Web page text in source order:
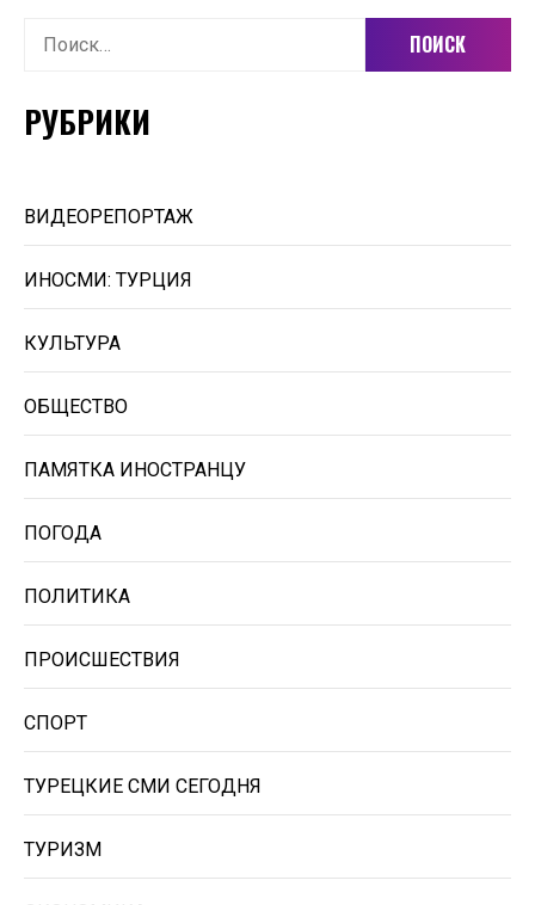
Найти:
РУБРИКИ
ВИДЕОРЕПОРТАЖ
ИНОСМИ: ТУРЦИЯ
КУЛЬТУРА
ОБЩЕСТВО
ПАМЯТКА ИНОСТРАНЦУ
ПОГОДА
ПОЛИТИКА
ПРОИСШЕСТВИЯ
СПОРТ
ТУРЕЦКИЕ СМИ СЕГОДНЯ
ТУРИЗМ